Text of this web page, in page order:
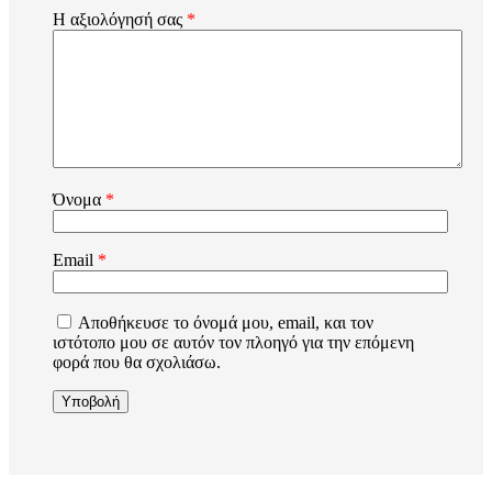
Η αξιολόγησή σας *
Όνομα *
Email *
Αποθήκευσε το όνομά μου, email, και τον
ιστότοπο μου σε αυτόν τον πλοηγό για την επόμενη
φορά που θα σχολιάσω.